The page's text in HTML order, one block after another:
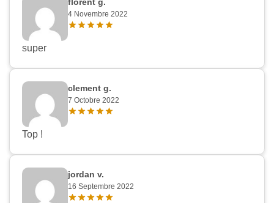
4 Novembre 2022
super
clement g.
7 Octobre 2022
Top !
jordan v.
16 Septembre 2022